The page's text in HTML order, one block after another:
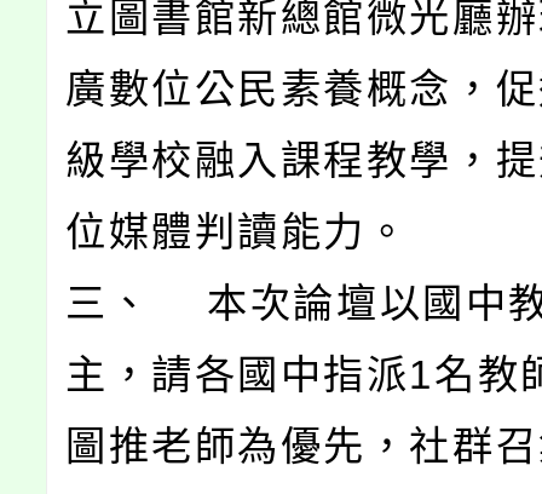
立圖書館新總館微光廳
廣數位公民素養概念，
級學校融入課程教學，
位媒體判讀能力。
三、 本次論壇以國中
主，請各國中指派1名教
圖推老師為優先，社群